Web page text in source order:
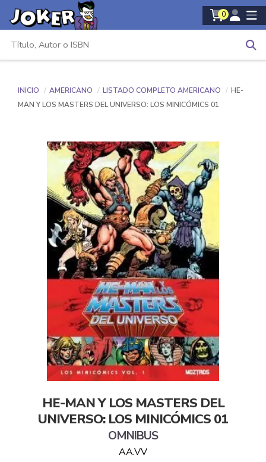
0
INICIO AMERICANO LISTADO COMPLETO AMERICANO
HE-
MAN Y LOS MASTERS DEL UNIVERSO: LOS MINICÓMICS 01
HE-MAN Y LOS MASTERS DEL
UNIVERSO: LOS MINICÓMICS 01
OMNIBUS
AA.VV